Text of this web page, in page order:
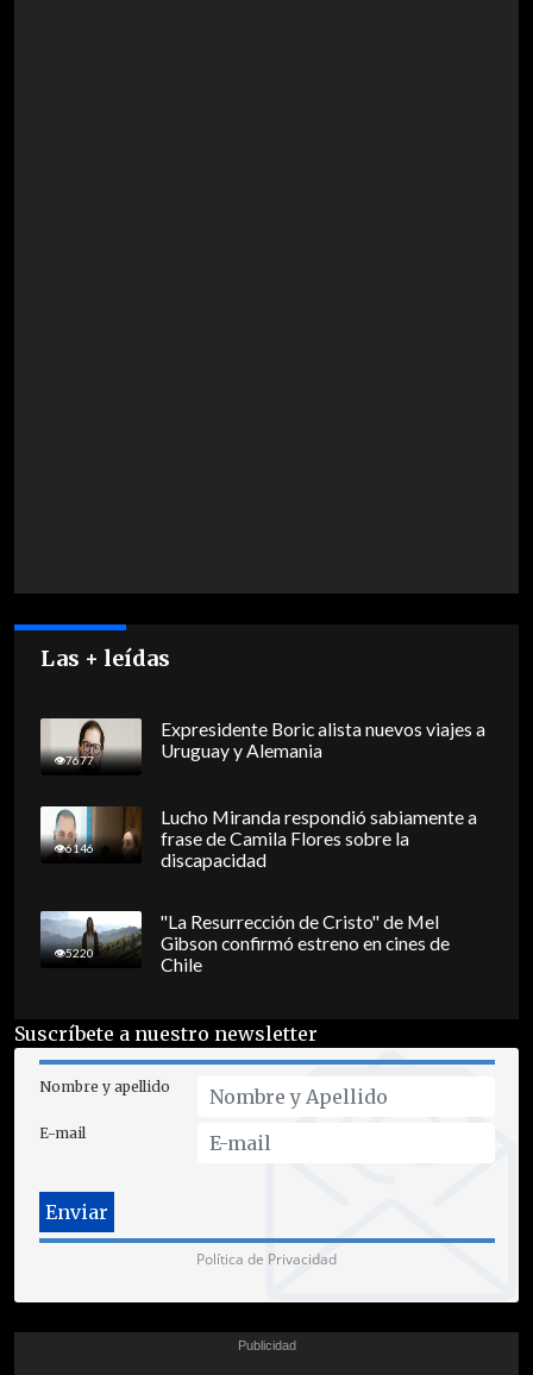
Las + leídas
7677
Expresidente Boric alista nuevos viajes a
Uruguay y Alemania
6146
Lucho Miranda respondió sabiamente a
frase de Camila Flores sobre la
discapacidad
5220
"La Resurrección de Cristo" de Mel
Gibson confirmó estreno en cines de
Chile
Suscríbete a nuestro newsletter
Nombre y apellido
E-mail
Política de Privacidad